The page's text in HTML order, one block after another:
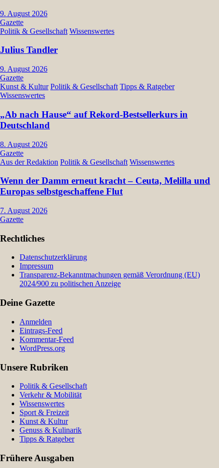
9. August 2026
Gazette
Politik & Gesellschaft Wissenswertes
Julius Tandler
9. August 2026
Gazette
Kunst & Kultur Politik & Gesellschaft Tipps & Ratgeber
Wissenswertes
„Ab nach Hause“ auf Rekord-Bestsellerkurs in
Deutschland
8. August 2026
Gazette
Aus der Redaktion Politik & Gesellschaft Wissenswertes
Wenn der Damm erneut kracht – Ceuta, Melilla und
Europas selbstgeschaffene Flut
7. August 2026
Gazette
Rechtliches
Datenschutzerklärung
Impressum
Transparenz-Bekanntmachungen gemäß Verordnung (EU)
2024/900 zu politischen Anzeige
Deine Gazette
Anmelden
Eintrags-Feed
Kommentar-Feed
WordPress.org
Unsere Rubriken
Politik & Gesellschaft
Verkehr & Mobilität
Wissenswertes
Sport & Freizeit
Kunst & Kultur
Genuss & Kulinarik
Tipps & Ratgeber
Frühere Ausgaben